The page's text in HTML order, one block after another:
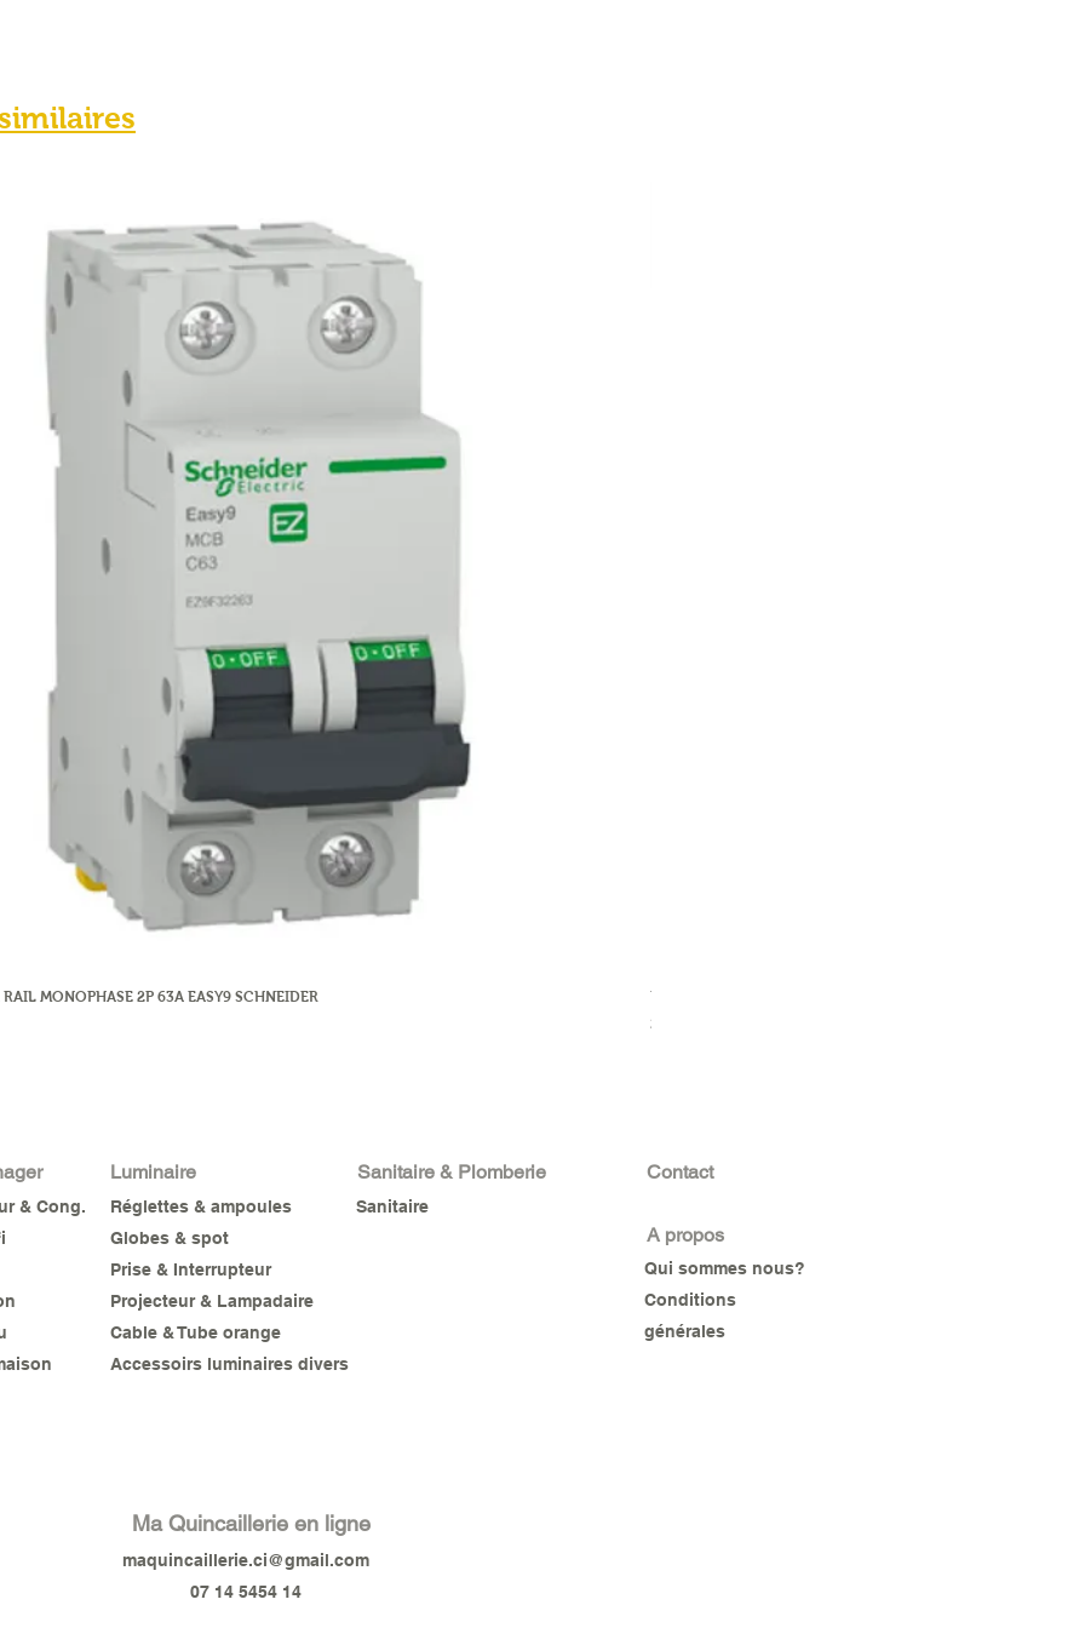
MONOPHASE 2P 63A EASY9 SCHNEIDER DISJONCTEUR SUR RAIL MONOPHASE 2P 32A LEGRAND
Prix
23 000 F CFA
Luminaire Sanitaire & Plomberie
& Cong.
Réglettes & ampoules
Globes & spot
Prise & Interrupteur
Projecteur & Lampadaire
Cable & Tube orange
Accessoirs luminaires divers
Sanitaire
Contact
A propos
Qui sommes nous?
Conditions
générales
Ma Quincaillerie en ligne
maquincaillerie.ci@gmail.com
07 14 5454 14